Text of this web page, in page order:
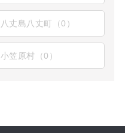
八丈島八丈町（0）
小笠原村（0）